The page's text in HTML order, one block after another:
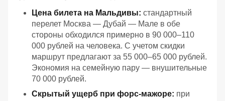
Цена билета на Мальдивы: стандартный
перелет Москва — Дубай — Мале в обе
стороны обходился примерно в 90 000–110
000 рублей на человека. С учетом скидки
маршрут предлагают за 55 000–65 000 рублей.
Экономия на семейную пару — внушительные
70 000 рублей.
Скрытый ущерб при форс-мажоре: при